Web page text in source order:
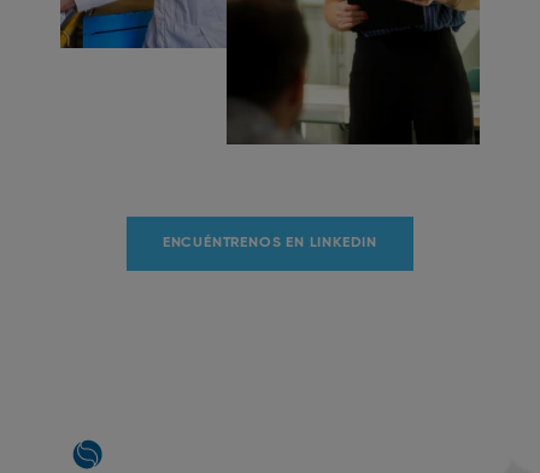
ENCUÉNTRENOS EN LINKEDIN
Main